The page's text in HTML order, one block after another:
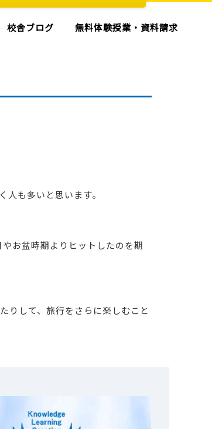
校舎ブログ 無料体験授業・資料請求
も多いと思います。
お盆時期よりヒットしたのを期
りして、旅行をさらに楽しむこと